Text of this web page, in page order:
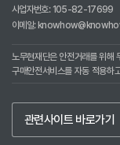
사업자번호: 105-82-17699
이메일:
노무현재단은 안전거래를 위해
구매안전서비스를 자동 적용하